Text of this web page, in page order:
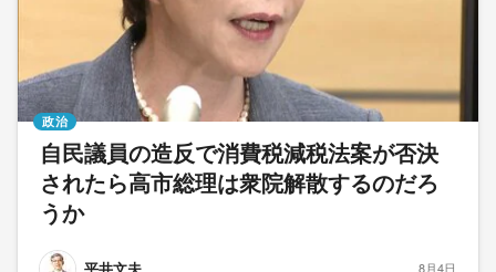
自民議員の造反で消費税減税法案が否決
されたら高市総理は衆院解散するのだろ
うか
政治
8月4日